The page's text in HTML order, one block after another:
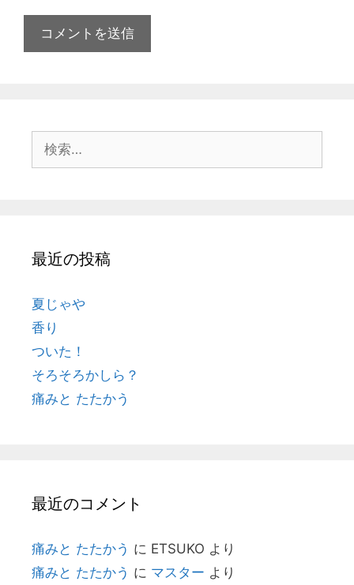
最近の投稿
夏じゃや
香り
ついた！
そろそろかしら？
痛みと たたかう
最近のコメント
痛みと たたかう に ETSUKO より
痛みと たたかう に マスター より